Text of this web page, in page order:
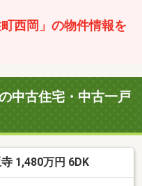
西岡」の物件情報を
中古住宅・中古一戸
1,480万円 6DK